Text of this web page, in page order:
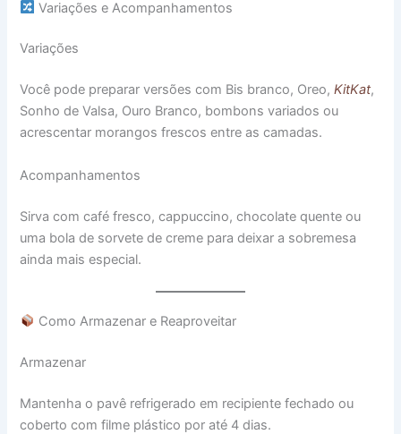
Variações e Acompanhamentos
Variações
Você pode preparar versões com Bis branco, Oreo,KitKat,
Sonho de Valsa, Ouro Branco, bombons variados ou
acrescentar morangos frescos entre as camadas.
Acompanhamentos
Sirva com café fresco, cappuccino, chocolate quente ou
uma bola de sorvete de creme para deixar a sobremesa
ainda mais especial.
Como Armazenar e Reaproveitar
Armazenar
Mantenha o pavê refrigerado em recipiente fechado ou
coberto com filme plástico por até 4 dias.